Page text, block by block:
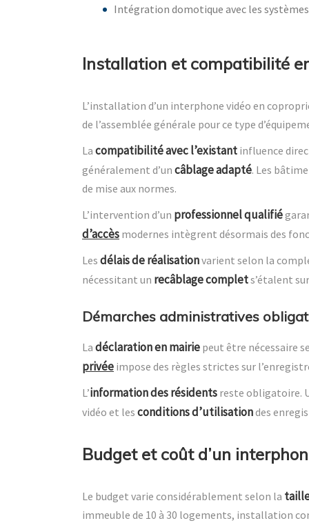
Intégration domotique avec les
Installation et compatibilité
L’installation d’un interphone vidéo en
de l’assemblée générale pour ce type
La compatibilité avec l’existant influence
généralement d’un câblage adapté. Les
de mise aux normes.
L’intervention d’un professionnel qualifié
d’accès modernes intègrent désormais des
Les délais de réalisationvarient selon la
nécessitant un recâblage complets’étalent
Démarches administratives
La déclaration en mairie peut être nécessaire
privée impose des règles strictes sur
L’information des résidents reste obligatoire.
vidéo et les conditions d’utilisationdes
Budget et coût d’un
Le budget varie considérablement selon la
immeuble de 10 à 30 logements, installation